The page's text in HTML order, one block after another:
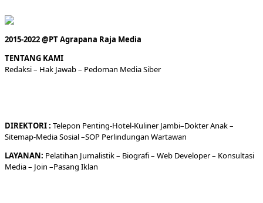
2015-2022 @PT Agrapana Raja Media
TENTANG KAMI
Redaksi– Hak Jawab – Pedoman Media Siber
DIREKTORI: Telepon Penting-Hotel-KulinerJambi–DokterAnak –
Sitemap-Media Sosial –SOP Perlindungan Wartawan
LAYANAN: Pelatihan Jurnalistik – Biografi– Web Developer– Konsultasi
Media– Join –Pasang Iklan